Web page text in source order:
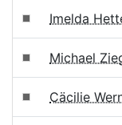
Imelda
Michael
Cäcilie